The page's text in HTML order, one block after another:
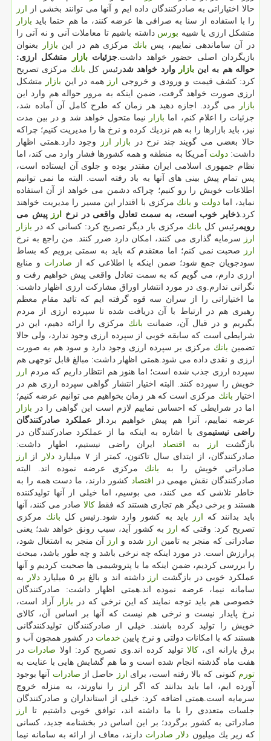
حالا اختیاراتی به صادركنندگان داده ایم و آنها می توانند بخشی از ارز
را با استفاده از سنا به صرافی ها عرضه كنند، ما هم حتما باید بازار
متشكل ارزی یا شبیه بورس داشته باشیم تا معاملات آنی و نه آتی را
در آن ساماندهی نماییم، پس بانك مركزی هم در این بازار
بعنوان
بازیگردان اصلی حضور خواهد داشت. جزئیاتبازار
متشكل ارزی:
حواله هم به اینبازار وارد خواهد شدرئیس كل بانك مركزی تصریح
كرد: كشف قیمت و ورودی و خروجی ارز همه در این بازار
متشكل
ارزی صورت خواهد گرفت، ضمن اینكه به مرور حواله هم وارد این
بازار
می گردد. اجازه دهید هر زمان كه طرح كامل آن آماده شد،
جزئیات را اعلام كنم، اما بازار
نیما متحول خواهد شد و در بین مدت
نیز، باید بازارها را به هم نزدیك كرده و نرخ ها را مدیریت كنیم؛ چراكه
حالا بعضی می گویند چند نرخ در بازار ارز
وجود دارد.همتی اظهار
داشت:دولت آمریكا به منطقه و همه كشورها فشار وارد می كند، اما
نظام جمهوری اسلامی ایران مقتدر بوده و جلوی آن ایستاده است،
پس تمام پیش بینی های آنها به باد رفته است. البته ما نمی توانیم
اطلاعات خویش را رو كنیم؛ چراكه دشمن می خواهد از آن استفاده
نماید، امادولت و بانك مركزی با اقتدار این مسیر را مدیریت خواهند
كرد. ذخایر خوب است، به سمت تعادل واقعی در نرخ ارز پیش می
رویمرئیس كل بانك مركزی بار دیگر تصریح كرد: كسانی كه در بازار
ارز
سرمایه گذاری می كنند، امكان دارد ضرر كنند. من راجع به نرخ
ارز
صحبت نمی كنم؛ اما معتقدم كه باید به سمتی برویم كه بساط
سودجویان جمع شود؛ ضمن اینكه با اطلاعی كه از صادرات و منابع
ارزی دارم، می گویم كه به سمت تعادل واقعی پیش خواهیم رفت و
نگرانی ندارم.وی در مورد انتشار اوراق مشاركت ارزی اظهار داشت:
ما اختیاراتی را از سران سه قوه گرفته ایم كه تائید مقام معظم
رهبری هم در ارتباط با آن دریافت شده تا سپرده ارزی از مردم
بگیریم و در قبال آن، ضمانت بانك مركزی را ارائه دهیم، این در
شرایطی است كه سابقه خوبی از سپرده ارزی وجود ندارد، ولی حالا
تضمین بانك مركزی بر سپرده ارزی وجود دارد و سود هم به صورت
ارزی و نقدی داده می شود.همتی اظهار داشت: مبالغ قابل توجهی هم
سپرده ارزی جذب شده است؛ اما هنوز هم انتظار داریم كه مردم ارز
خویش را سپرده كنند. البته اختیار انتشار گواهی سپرده ارزی هم در
اختیار بانك مركزی است كه هر زمان بخواهیم می توانیم عرضه كنیم؛
اما در شرایطی كه احساس نماییم لازم است این گواهی را در بازار
عرضه نماییم، آنرا هم پیش خواهیم برد.
از عملكرد صادركنندگان
راضی نیستیموی با اشاره به اینكه ما از عملكرد صادركنندگان در
بازگشت ارز به اقتصاد
ایران راضی نیستیم، اظهار داشت:
صادركنندگان، از ابتدای سال تاكنون، كمتر از ۷ میلیارد
دلار از ارز
صادراتی خویش را به بانك مركزی عرضه نموده اند. البته
صادركنندگان نقش مهمی در اقتصاد كشور دارند، ما دست همه را به
خاطر تلاشی كه می كنند، می بوسیم، اما خیلی از آنها تولیدكننده
هستند و برخی دیگر هم تجاری هستند كه فقطكالا صادر می كنند، آنها
باید بدانند كه ارز باید به كشور وارد شود.رئیس كل بانك مركزی
تصریح كرد: وقتی كه ارز
به كشور آید، سبب رونق خواهد شد؛ یعنی
صادراتی كه منجر به تامین ارز شده و ارز
آن منجر به اشتغال شود،
پرارزش است. در مورد اینكه چه نرخی باشد و چه طور باشد، مبحث
را بررسی كردیم، ضمن اینكه ما با پتروشیمی ها صحبت كردیم و آنها
عملكرد خوبی در بازگشت ارز داشته اند و بالغ بر ۵ میلیارد دلار
به
سامانه نیما، عرضه نموده اند.همتی اظهار داشت: صادركنندگان
خصوصی هم باید توجه نمایند كه این نرخی كه در بازار
آزاد است،
نرخ پایدار نیست و نرخی هم نیست كه آنها بر اساس آن، كالای
خویش را تولید كرده باشند. خیلی از صادركنندگان تولیدكنندگانی
هستند كه با امكانات دولتی و نرخ پایین خدمات در كشور همچون آب و
برق یارانه ای،كالا تولید كرده اند.وی تصریح كرد: اولا صادرات در
هفت ماه گذشته انجام شده است و ما هم گشایش هایی با عنایت به
تورم كنونی كه بالا رفته است، برای ارز حاصل از صادرات آنها بوجود
آورده ایم، اما باید بدانند كه اگر ارز
را نیاورند، به منزله خروج
سرمایه است.همتی اضافه كرد: خیلی از استانداران و صادركنندگان
جلسات متعددی را با ما داشته اند، توافق خوبی داشتیم تا ارز
صادراتی به كشور برگردد؛ بر این اساس در بخشنامه جدید، كسانی
كه زیر یك میلیون دلار صادرات دارند، معاف از ارائه به سامانه نیما